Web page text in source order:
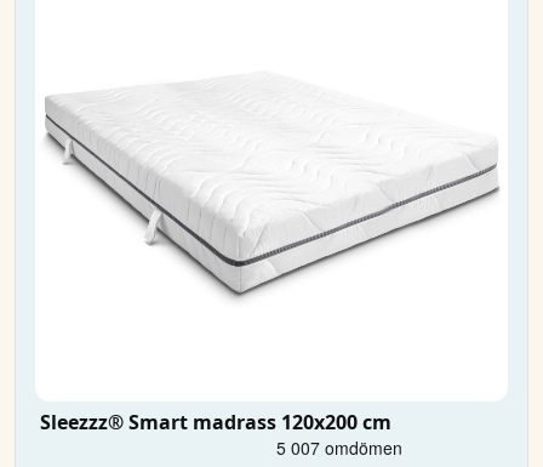
Sleezzz® Smart madrass 120x200 cm